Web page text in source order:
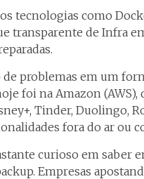
tecnologias como
transparente de Infra
problemas em um
foi na Amazon
Tinder, Duolingo,
fora do ar ou
curioso em saber
Empresas